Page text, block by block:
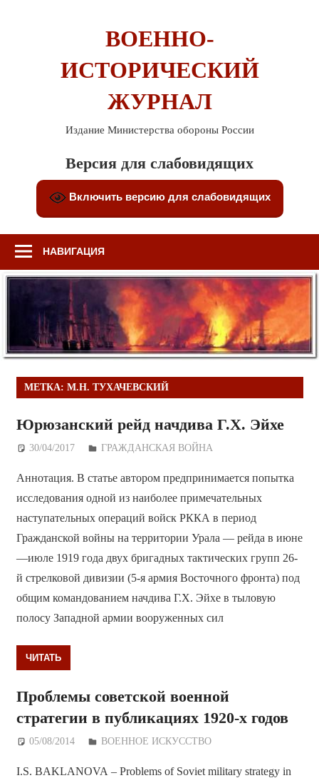
ВОЕННО-
ИСТОРИЧЕСКИЙ
ЖУРНАЛ
Издание Министерства обороны России
Версия для слабовидящих
Включить версию для слабовидящих
НАВИГАЦИЯ
МЕТКА: М.Н. ТУХАЧЕВСКИЙ
Юрюзанский рейд начдива Г.Х. Эйхе
30/04/2017 Дежурный по Редакции
ГРАЖДАНСКАЯ ВОЙНА
Аннотация. В статье автором предпринимается попытка
исследования одной из наиболее примечательных
наступательных операций войск РККА в период
Гражданской войны на территории Урала — рейда в июне
—июле 1919 года двух бригадных тактических групп 26-
й стрелковой дивизии (5-я армия Восточного фронта) под
общим командованием начдива Г.Х. Эйхе в тыловую
полосу Западной армии вооруженных сил
ЧИТАТЬ
Проблемы советской военной
стратегии в публикациях 1920-х годов
05/08/2014 Дежурный по Редакции
ВОЕННОЕ ИСКУССТВО
I.S. BAKLANOVA – Problems of Soviet military strategy in